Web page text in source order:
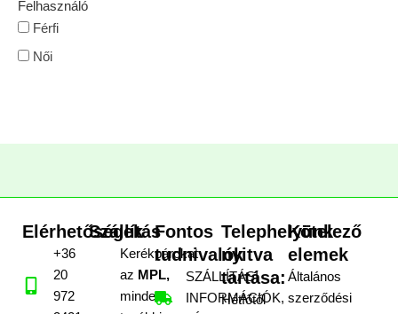
Felhasználó
Férfi
Női
Elérhetőségek
+36
20
972
Szállítás
Kerékpárokat
az MPL,
minden
Fontos
tudnivalók
SZÁLLÍTÁSI
INFORMÁCIÓK,
Telephelyünk
nyitva
tartása:
Hétfőtől
Kötelező
elemek
Általános
szerződési